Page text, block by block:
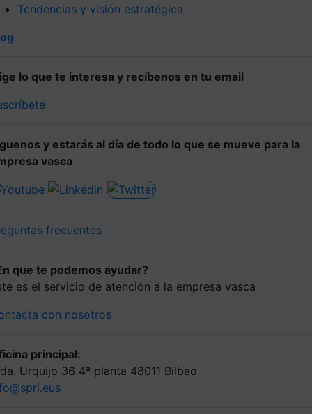
Tendencias y visión estratégica
lo que te interesa y recíbenos en tu email
y estarás al día de todo lo que se mueve para la
vasca
frecuentes
que te podemos ayudar?
es el servicio de atención a la empresa vasca
con nosotros
principal:
Urquijo 36 4ª planta 48011 Bilbao